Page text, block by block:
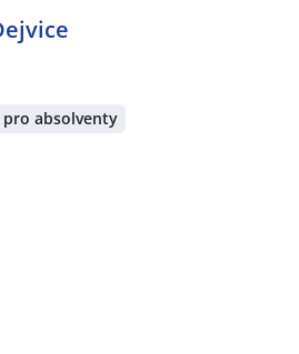
absolventy